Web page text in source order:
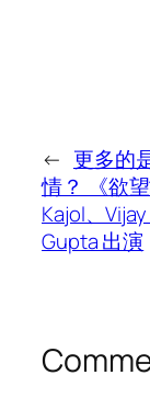
← 更多的
情？ 《欲
Kajol、
Gupta 出演